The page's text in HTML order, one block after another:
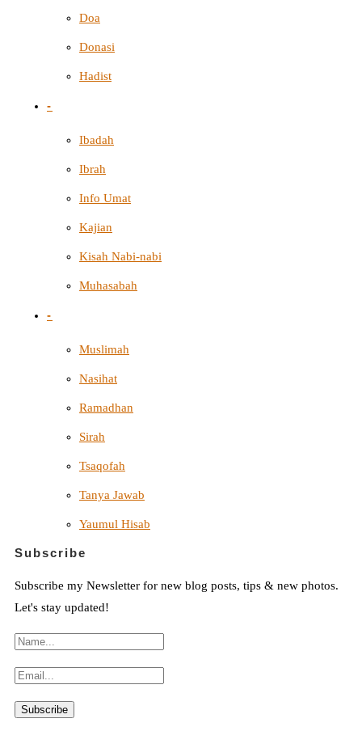
Doa
Donasi
Hadist
-
Ibadah
Ibrah
Info Umat
Kajian
Kisah Nabi-nabi
Muhasabah
-
Muslimah
Nasihat
Ramadhan
Sirah
Tsaqofah
Tanya Jawab
Yaumul Hisab
Subscribe
Subscribe my Newsletter for new blog posts, tips & new photos.
Let's stay updated!